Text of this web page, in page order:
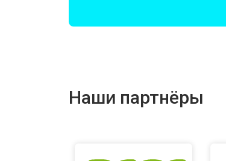
Замена северного моста
Наши партнёры